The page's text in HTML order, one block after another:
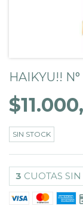
HAIKYU!!
SIN STOCK
3 CUOTAS